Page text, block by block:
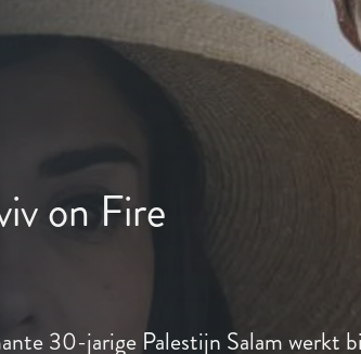
on Fire
30-jarige Palestijn Salam werkt